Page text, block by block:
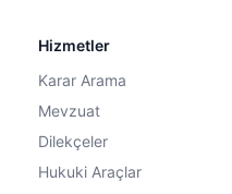
Hizmetler
Karar Arama
Mevzuat
Dilekçeler
Hukuki Araçlar